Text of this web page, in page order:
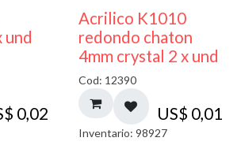
und
0,02
50% DESCUENTO
Acrilico K1010
redondo chaton
4mm crystal 2 x und
Cod: 12390
US$ 0,01
Inventario: 98927